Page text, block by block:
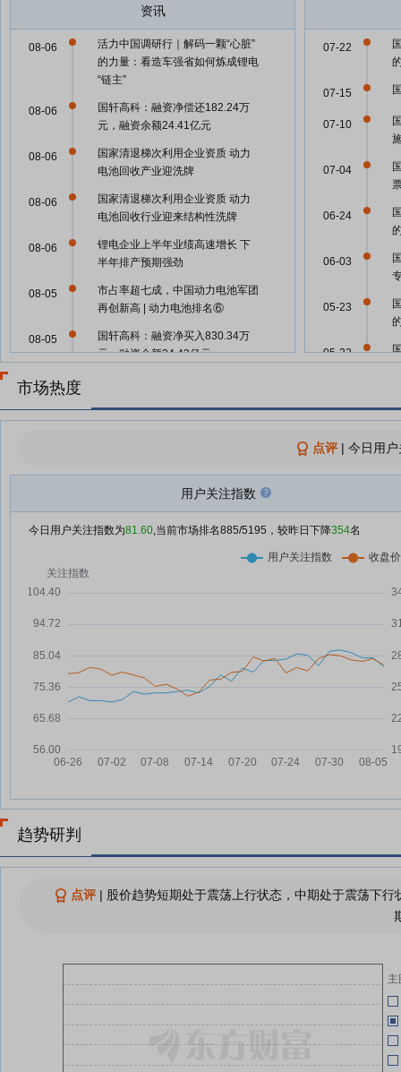
资讯
活力中国调研行｜解码一颗“心脏”
的力量：看造车强省如何炼成锂电
“链主”
08-06
国轩高科：融资净偿还182.24万
元，融资余额24.41亿元
08-06
国家清退梯次利用企业资质 动力
电池回收产业迎洗牌
08-06
国家清退梯次利用企业资质 动力
电池回收行业迎来结构性洗牌
08-06
锂电企业上半年业绩高速增长 下
半年排产预期强劲
08-06
市占率超七成，中国动力电池军团
再创新高 | 动力电池排名⑥
08-05
国轩高科：融资净买入830.34万
元，融资余额24.43亿元
08-05
08-04
国轩高科：融资净买入1085.38万
元，融资余额24.34亿元
08-04
力中国调研行
08-04
活力中国调研行｜安徽“电池心脏”
08-03
（活力中国调研行）从跟跑到领跑
合肥电池产业的“链主”逻辑
08-03
动力电池“梯次利用”叫停，100家
中国企业家代表团访美与政商各界
07-31
100家企业被移出！新能源汽车废
旧充新牟利的侥幸心理
国轩高科：融资净买入77.13万
07-31
“股王”大跌近16%！固态电池技术
持续突破，高成长潜力股揭秘
查看更多
07-22
07-15
07-10
07-04
06-24
06-03
05-23
05-22
05-09
04-29
市场热度
点评| 今日用
用户关注指数
今日用户关注指数为81.60,当前市场排名885/5195，较昨日下降354名
趋势研判
点评| 股价趋势短期处于震荡上行状态，中期处于震荡下
主